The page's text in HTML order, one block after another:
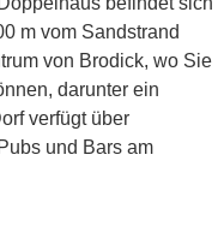
m vom Sandstrand
von Brodick, wo Sie
darunter ein
verfügt über
und Bars am